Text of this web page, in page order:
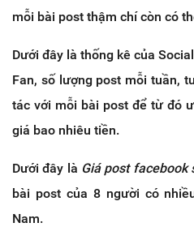
mỗi bài post thậm chí còn có
Dưới đây là thống kê của
Fan, số lượng post mỗi tuần,
tác với mỗi bài post để từ đó
giá bao nhiêu tiền.
Dưới đây là Giá post facebook
bài post của 8 người có
Nam.